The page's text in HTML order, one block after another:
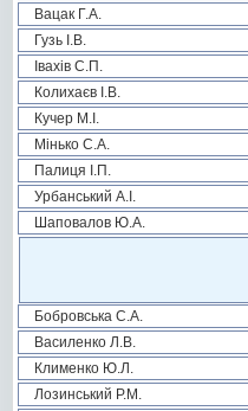
Вацак Г.А.
Гузь І.В.
Івахів С.П.
Колихаєв І.В.
Кучер М.І.
Мінько С.А.
Палиця І.П.
Урбанський А.І.
Шаповалов Ю.А.
Бобровська С.А.
Василенко Л.В.
Клименко Ю.Л.
Лозинський Р.М.